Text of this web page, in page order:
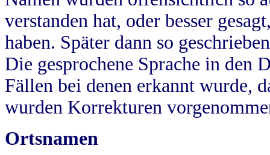
verstanden hat, oder besser
haben. Später dann so
Die gesprochene Sprache in
Fällen bei denen erkannt wurde,
wurden Korrekturen
Ortsnamen